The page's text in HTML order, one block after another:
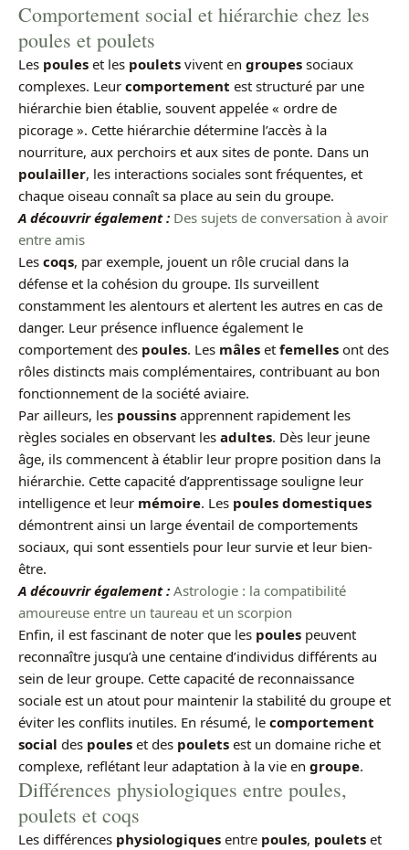
Comportement social et hiérarchie chez les
poules et poulets
Les poules et les poulets vivent en groupes sociaux
complexes. Leur comportement est structuré par une
hiérarchie bien établie, souvent appelée « ordre de
picorage ». Cette hiérarchie détermine l’accès à la
nourriture, aux perchoirs et aux sites de ponte. Dans un
poulailler, les interactions sociales sont fréquentes, et
chaque oiseau connaît sa place au sein du groupe.
A découvrir également : Des sujets de conversation à avoir
entre amis
Les coqs, par exemple, jouent un rôle crucial dans la
défense et la cohésion du groupe. Ils surveillent
constamment les alentours et alertent les autres en cas de
danger. Leur présence influence également le
comportement des poules. Les mâles et femelles ont des
rôles distincts mais complémentaires, contribuant au bon
fonctionnement de la société aviaire.
Par ailleurs, les poussins apprennent rapidement les
règles sociales en observant les adultes. Dès leur jeune
âge, ils commencent à établir leur propre position dans la
hiérarchie. Cette capacité d’apprentissage souligne leur
intelligence et leur mémoire. Les poules domestiques
démontrent ainsi un large éventail de comportements
sociaux, qui sont essentiels pour leur survie et leur bien-
être.
A découvrir également : Astrologie : la compatibilité
amoureuse entre un taureau et un scorpion
Enfin, il est fascinant de noter que les poules peuvent
reconnaître jusqu’à une centaine d’individus différents au
sein de leur groupe. Cette capacité de reconnaissance
sociale est un atout pour maintenir la stabilité du groupe et
éviter les conflits inutiles. En résumé, le comportement
social des poules et des poulets est un domaine riche et
complexe, reflétant leur adaptation à la vie en groupe.
Différences physiologiques entre poules,
poulets et coqs
Les différences physiologiques entre poules, poulets et